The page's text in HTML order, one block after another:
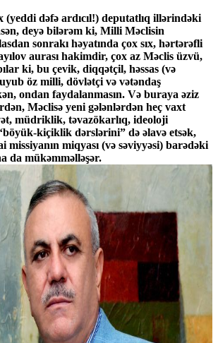
(yeddi dəfə ardıcıl!) deputatlıq illərindəki
deyə bilərəm ki, Milli Məclisin
sonrakı həyatında çox sıx, hərtərəfli
aurası hakimdir, çox az Məclis üzvü,
ki, bu çevik, diqqətçil, həssas (və
öz milli, dövlətçi və vətəndaş
ondan faydalanmasın. Və buraya əziz
Məclisə yeni gələnlərdən heç vaxt
müdriklik, təvazökarlıq, ideoloji
kiçiklik dərslərini” də əlavə etsək,
missiyanın miqyası (və səviyyəsi) barədəki
da mükəmməlləşər.